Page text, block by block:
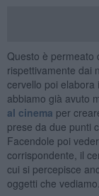
Questo è permeato
rispettivamente dai
cervello poi elabora
abbiamo già avuto
al cinema per
prese da due punti
Facendole poi
corrispondente, il
cui si percepisce
oggetti che vediamo.